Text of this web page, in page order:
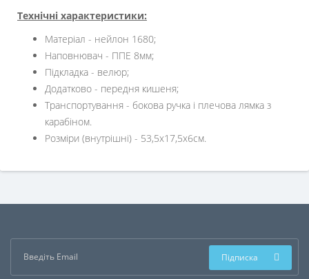
Технічні характеристики:
Матеріал - нейлон 1680;
Наповнювач - ППЕ 8мм;
Підкладка - велюр;
Додатково - передня кишеня;
Транспортування - бокова ручка і плечова лямка з
карабіном.
Розміри (внутрішні) - 53,5х17,5х6см.
Підписка